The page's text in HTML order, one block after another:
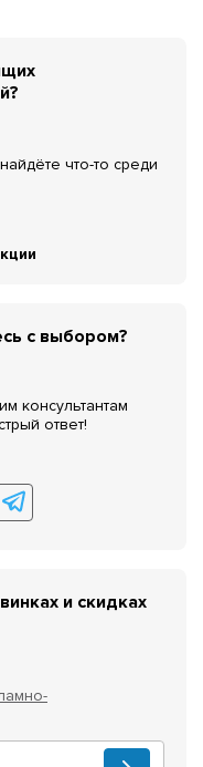
что-то среди
с выбором?
консультантам
ответ!
и скидках